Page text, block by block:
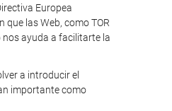
Europea
que las Web, como TOR
nos ayuda a facilitarte la
a introducir el
importante como